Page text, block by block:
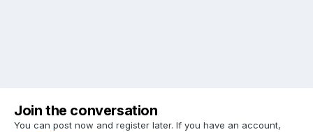
Join the conversation
You can post now and register later. If you have an account,